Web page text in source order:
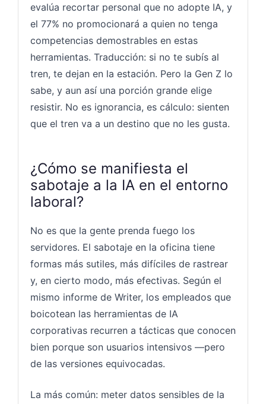
evalúa recortar personal que no adopte IA, y
el 77% no promocionará a quien no tenga
competencias demostrables en estas
herramientas. Traducción: si no te subís al
tren, te dejan en la estación. Pero la Gen Z lo
sabe, y aun así una porción grande elige
resistir. No es ignorancia, es cálculo: sienten
que el tren va a un destino que no les gusta.
¿Cómo se manifiesta el
sabotaje a la IA en el entorno
laboral?
No es que la gente prenda fuego los
servidores. El sabotaje en la oficina tiene
formas más sutiles, más difíciles de rastrear
y, en cierto modo, más efectivas. Según el
mismo informe de Writer, los empleados que
boicotean las herramientas de IA
corporativas recurren a tácticas que conocen
bien porque son usuarios intensivos —pero
de las versiones equivocadas.
La más común: meter datos sensibles de la